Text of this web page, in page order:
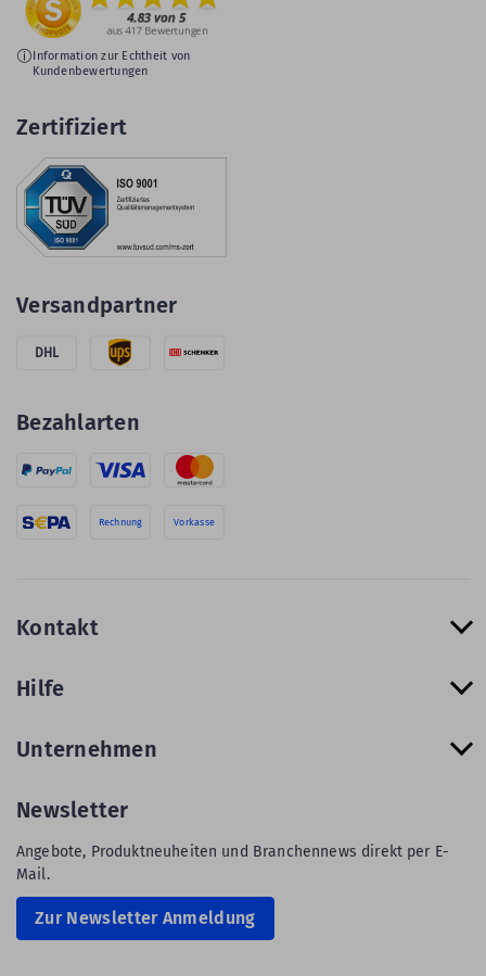
Information zur Echtheit von
Kundenbewertungen
Zertifiziert
Versandpartner
DHL
Bezahlarten
Rechnung Vorkasse
Kontakt
Hilfe
Unternehmen
Newsletter
Angebote, Produktneuheiten und Branchennews direkt per E-
Mail.
Zur Newsletter Anmeldung